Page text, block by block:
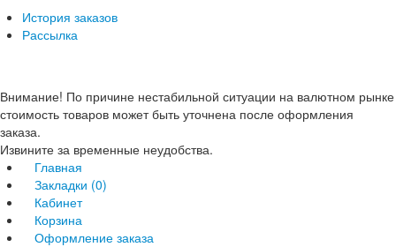
История заказов
Рассылка
Внимание! По причине нестабильной ситуации на валютном рынке
стоимость товаров может быть уточнена после оформления
заказа.
Извините за временные неудобства.
Главная
Закладки (0)
Кабинет
Корзина
Оформление заказа